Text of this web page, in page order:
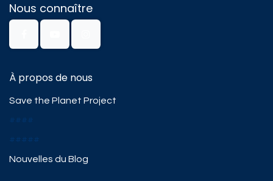
Nous connaître
À propos de nous
Save the Planet Project
####
#####
Nouvelles du Blog